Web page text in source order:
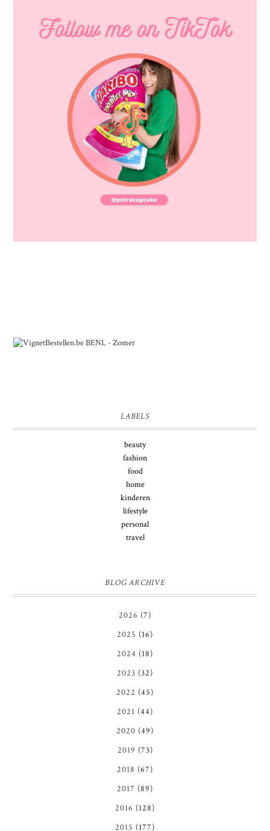
LABELS
beauty
fashion
food
home
kinderen
lifestyle
personal
travel
BLOG ARCHIVE
2026 (7)
2025 (16)
2024 (18)
2023 (32)
2022 (45)
2021 (44)
2020 (49)
2019 (73)
2018 (67)
2017 (89)
2016 (128)
2015 (177)